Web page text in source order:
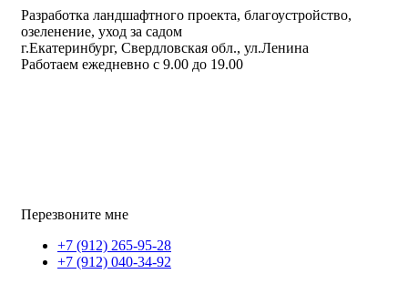
Разработка ландшафтного проекта, благоустройство,
озеленение, уход за садом
г.Екатеринбург, Свердловская обл., ул.Ленина
Работаем ежедневно с 9.00 до 19.00
Перезвоните мне
+7 (912) 265-95-28
+7 (912) 040-34-92